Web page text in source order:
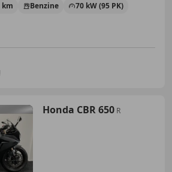
km Benzine 70 kW (95 PK)
Honda CBR 650 R